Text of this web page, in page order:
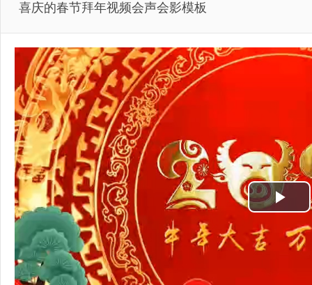
喜庆的春节拜年视频会声会影模板
P